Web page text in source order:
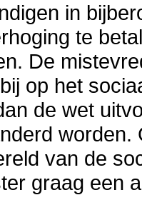
in
te
De
op het
de wet
van de
graag een